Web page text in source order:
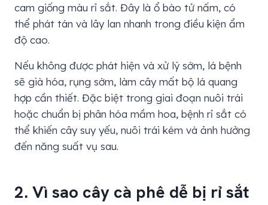
cam giống màu rỉ sắt. Đây là ổ bào tử nấm, có
thể phát tán và lây lan nhanh trong điều kiện ẩm
độ cao.
Nếu không được phát hiện và xử lý sớm, lá bệnh
sẽ già hóa, rụng sớm, làm cây mất bộ lá quang
hợp cần thiết. Đặc biệt trong giai đoạn nuôi trái
hoặc chuẩn bị phân hóa mầm hoa, bệnh rỉ sắt có
thể khiến cây suy yếu, nuôi trái kém và ảnh hưởng
đến năng suất vụ sau.
2. Vì sao cây cà phê dễ bị rỉ sắt